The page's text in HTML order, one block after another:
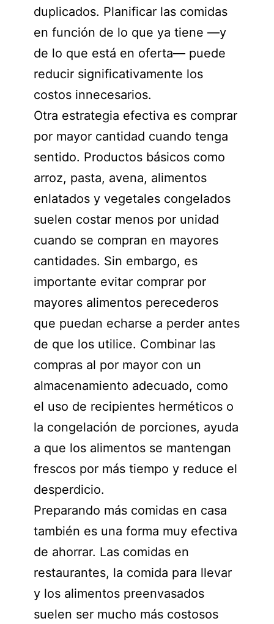
duplicados. Planificar las comidas
en función de lo que ya tiene —y
de lo que está en oferta— puede
reducir significativamente los
costos innecesarios.
Otra estrategia efectiva es comprar
por mayor cantidad cuando tenga
sentido. Productos básicos como
arroz, pasta, avena, alimentos
enlatados y vegetales congelados
suelen costar menos por unidad
cuando se compran en mayores
cantidades. Sin embargo, es
importante evitar comprar por
mayores alimentos perecederos
que puedan echarse a perder antes
de que los utilice. Combinar las
compras al por mayor con un
almacenamiento adecuado, como
el uso de recipientes herméticos o
la congelación de porciones, ayuda
a que los alimentos se mantengan
frescos por más tiempo y reduce el
desperdicio.
Preparando más comidas en casa
también es una forma muy efectiva
de ahorrar. Las comidas en
restaurantes, la comida para llevar
y los alimentos preenvasados
suelen ser mucho más costosos